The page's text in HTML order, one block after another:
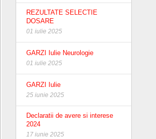
REZULTATE SELECTIE
DOSARE
01 iulie 2025
GARZI Iulie Neurologie
01 iulie 2025
GARZI Iulie
25 iunie 2025
Declaratii de avere si interese
2024
17 iunie 2025